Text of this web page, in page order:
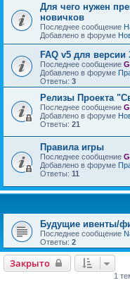
Для чего нужен
новичков
Последнее сообщение
Добавлено в форуме
FAQ v5 для версии
Последнее сообщение
Добавлено в форуме
Ответы: 3
Релизы Проекта
Последнее сообщение
Добавлено в форуме
Ответы: 21
Правила игры
Последнее сообщение
Добавлено в форуме
Ответы: 11
Будущие ивенты/
Последнее сообщение
Ответы: 2
Закрыто
1